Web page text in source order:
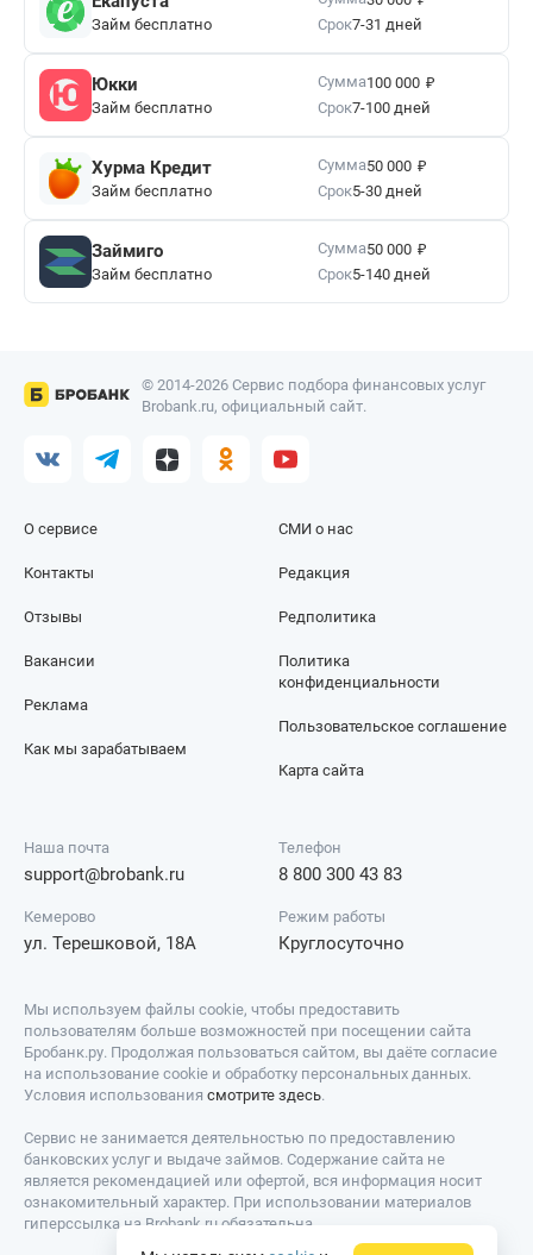
Займ бесплатно Срок7-31 дней
Юкки
Займ бесплатно
Сумма100 000 ₽
Срок7-100 дней
Хурма Кредит
Займ бесплатно
Сумма50 000 ₽
Срок5-30 дней
Займиго
Займ бесплатно
Сумма50 000 ₽
Срок5-140 дней
© 2014-2026 Сервис подбора финансовых услуг
Brobank.ru, официальный сайт.
О сервисе
Контакты
Отзывы
СМИ о нас
Редакция
Редполитика
Вакансии
Реклама
Как мы зарабатываем
Политика
конфиденциальности
Пользовательское соглашение
Карта сайта
Наша почта
support@brobank.ru
Телефон
8 800 300 43 83
Кемерово
ул. Терешковой, 18А
Режим работы
Круглосуточно
Мы используем файлы cookie, чтобы предоставить
пользователям больше возможностей при посещении сайта
Бробанк.ру. Продолжая пользоваться сайтом, вы даёте согласие
на использование cookie и обработку персональных данных.
Условия использования смотрите здесь.
Сервис не занимается деятельностью по предоставлению
банковских услуг и выдаче займов. Содержание сайта не
является рекомендацией или офертой, вся информация носит
ознакомительный характер. При использовании материалов
гиперссылка на Brobank.ru обязательна.